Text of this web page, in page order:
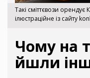
Такі сміттєвози
ілюстраційне із сайту
Чому на
йшли